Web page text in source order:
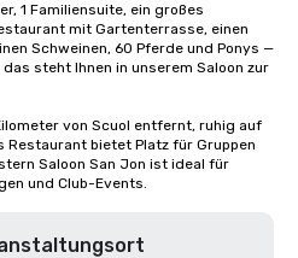
1 Familiensuite, ein großes
mit Gartenterrasse, einen
Schweinen, 60 Pferde und Ponys —
steht Ihnen in unserem Saloon zur
von Scuol entfernt, ruhig auf
Restaurant bietet Platz für Gruppen
Saloon San Jon ist ideal für
und Club-Events.